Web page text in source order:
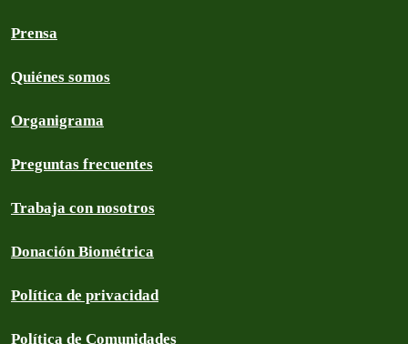
Prensa
Quiénes somos
Organigrama
Preguntas frecuentes
Trabaja con nosotros
Donación Biométrica
Política de privacidad
Política de Comunidades